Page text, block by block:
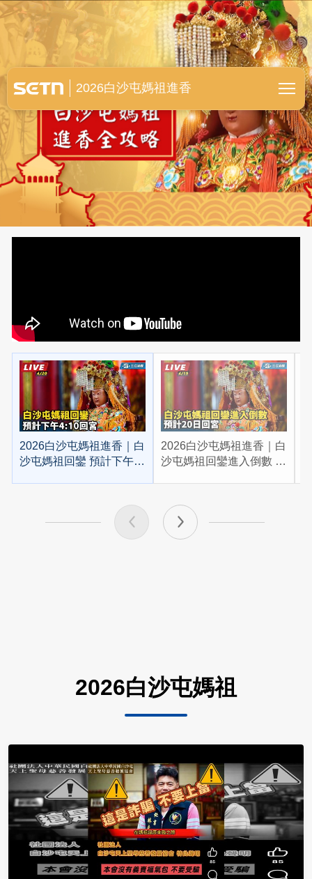
白沙屯媽祖進香全紀錄
2026白沙屯媽祖進香
2026白沙屯媽祖進香｜白
沙屯媽祖回鑾 預計下午
2026白沙屯媽祖進香｜白
沙屯媽祖回鑾進入倒數 預
2026白沙屯媽祖